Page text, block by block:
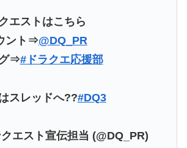
エストはこちら
ント⇒@DQ_PR
⇒#ドラクエ応援部
スレッドへ??#DQ3
エスト宣伝担当 (@DQ_PR)